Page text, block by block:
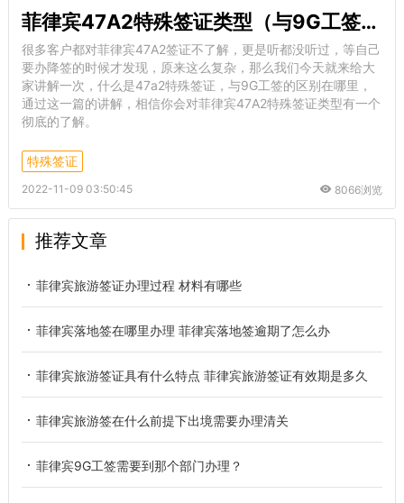
菲律宾47A2特殊签证类型（与9G工签的差别）
很多客户都对菲律宾47A2签证不了解，更是听都没听过，等自己
要办降签的时候才发现，原来这么复杂，那么我们今天就来给大
家讲解一次，什么是47a2特殊签证，与9G工签的区别在哪里，
通过这一篇的讲解，相信你会对菲律宾47A2特殊签证类型有一个
彻底的了解。
特殊签证
2022-11-09 03:50:45 8066浏览
推荐文章
菲律宾旅游签证办理过程 材料有哪些
菲律宾落地签在哪里办理 菲律宾落地签逾期了怎么办
菲律宾旅游签证具有什么特点 菲律宾旅游签证有效期是多久
菲律宾旅游签在什么前提下出境需要办理清关
菲律宾9G工签需要到那个部门办理？